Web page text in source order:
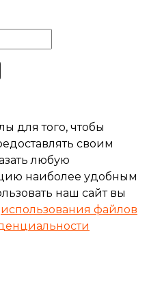
для того, чтобы
своим
любую
наиболее удобным
наш сайт вы
использования файлов